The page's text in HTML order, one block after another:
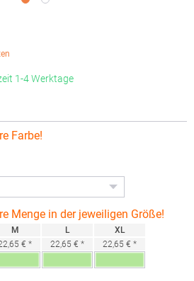
1-4 Werktage
Farbe!
Menge in der jeweiligen Größe!
M
€ *
L
22,65 € *
XL
22,65 € *